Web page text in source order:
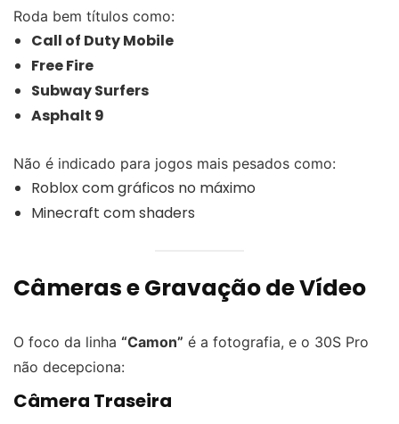
Roda bem títulos como:
Call of Duty Mobile
Free Fire
Subway Surfers
Asphalt 9
Não é indicado para jogos mais pesados como:
Roblox com gráficos no máximo
Minecraft com shaders
Câmeras e Gravação de Vídeo
O foco da linha “Camon” é a fotografia, e o 30S Pro
não decepciona:
Câmera Traseira